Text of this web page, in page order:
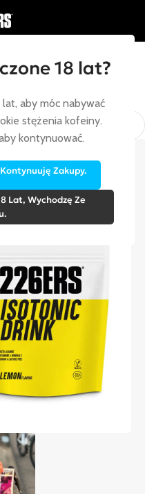
18 lat?
lat, aby móc nabywać
stężenia kofeiny.
kontynuować.
Zakupy.
Lat, Wychodzę Ze
/Izotoniki w proszku